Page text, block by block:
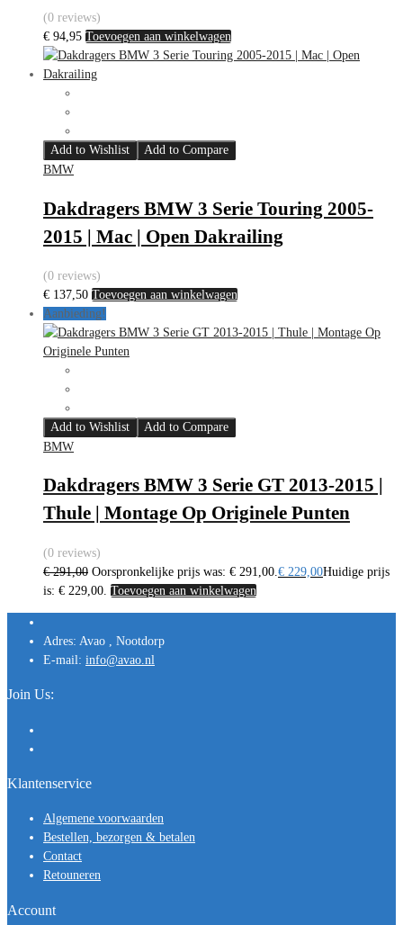
(0 reviews)
€ 94,95 Toevoegen aan winkelwagen
Add to Wishlist
Add to Compare
BMW
Dakdragers BMW 3 Serie Touring 2005-
2015 | Mac | Open Dakrailing
(0 reviews)
€ 137,50 Toevoegen aan winkelwagen
Aanbieding!
Add to Wishlist
Add to Compare
BMW
Dakdragers BMW 3 Serie GT 2013-2015 |
Thule | Montage Op Originele Punten
(0 reviews)
€291,00 Oorspronkelijke prijs was: € 291,00. € 229,00Huidige prijs
is: € 229,00. Toevoegen aan winkelwagen
Adres: Avao , Nootdorp
E-mail: info@avao.nl
Join Us:
Klantenservice
Algemene voorwaarden
Bestellen, bezorgen & betalen
Contact
Retouneren
Account